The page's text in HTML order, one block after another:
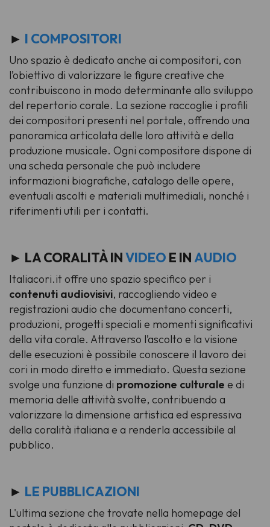
► I COMPOSITORI
Uno spazio è dedicato anche ai compositori, con
l’obiettivo di valorizzare le figure creative che
contribuiscono in modo determinante allo sviluppo
del repertorio corale. La sezione raccoglie i profili
dei compositori presenti nel portale, offrendo una
panoramica articolata delle loro attività e della
produzione musicale. Ogni compositore dispone di
una scheda personale che può includere
informazioni biografiche, catalogo delle opere,
eventuali ascolti e materiali multimediali, nonché i
riferimenti utili per i contatti.
► LA CORALITÀ INVIDEO E INAUDIO
Italiacori.it offre uno spazio specifico per i
contenuti audiovisivi, raccogliendo video e
registrazioni audio che documentano concerti,
produzioni, progetti speciali e momenti significativi
della vita corale. Attraverso l’ascolto e la visione
delle esecuzioni è possibile conoscere il lavoro dei
cori in modo diretto e immediato. Questa sezione
svolge una funzione di promozione culturale e di
memoria delle attività svolte, contribuendo a
valorizzare la dimensione artistica ed espressiva
della coralità italiana e a renderla accessibile al
pubblico.
► LE PUBBLICAZIONI
L'ultima sezione che trovate nella homepage del